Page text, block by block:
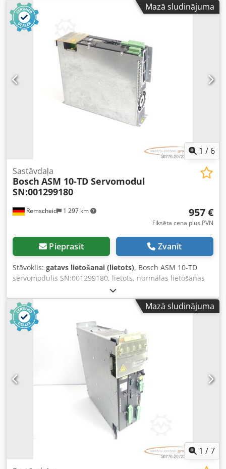
Mazā sludinājuma
1 / 6
Remscheid 1 297 km
Sastāvdaļa
Bosch ASM 10-TD Servomodul
SN:001299180
957 €
Fiksēta cena plus PVN
Pieprasīt Zvanīt
Stāvoklis: gatavs lietošanai (lietots), Bosch ASM 10-TD
servomodulis SN:001299180, lietots, normālas lietošanas
pēdas, 100% darba kārtībā, piegāde atbilstoši fotogrāfijām
Crsdpfx Ajx Eqw Degxef
Mazā sludinājuma
1 /7